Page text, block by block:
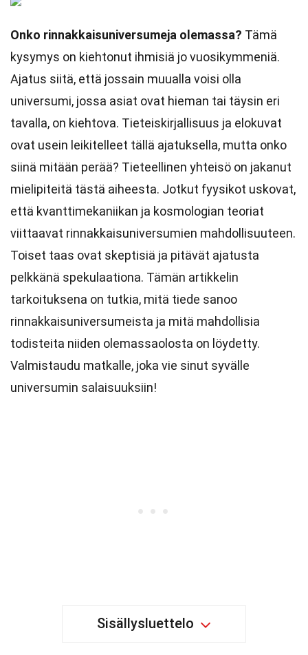
Onko rinnakkaisuniversumeja olemassa? Tämä
kysymys on kiehtonut ihmisiä jo vuosikymmeniä.
Ajatus siitä, että jossain muualla voisi olla
universumi, jossa asiat ovat hieman tai täysin eri
tavalla, on kiehtova. Tieteiskirjallisuus ja elokuvat
ovat usein leikitelleet tällä ajatuksella, mutta onko
siinä mitään perää? Tieteellinen yhteisö on jakanut
mielipiteitä tästä aiheesta. Jotkut fyysikot uskovat,
että kvanttimekaniikan ja kosmologian teoriat
viittaavat rinnakkaisuniversumien mahdollisuuteen.
Toiset taas ovat skeptisiä ja pitävät ajatusta
pelkkänä spekulaationa. Tämän artikkelin
tarkoituksena on tutkia, mitä tiede sanoo
rinnakkaisuniversumeista ja mitä mahdollisia
todisteita niiden olemassaolosta on löydetty.
Valmistaudu matkalle, joka vie sinut syvälle
universumin salaisuuksiin!
Sisällysluettelo